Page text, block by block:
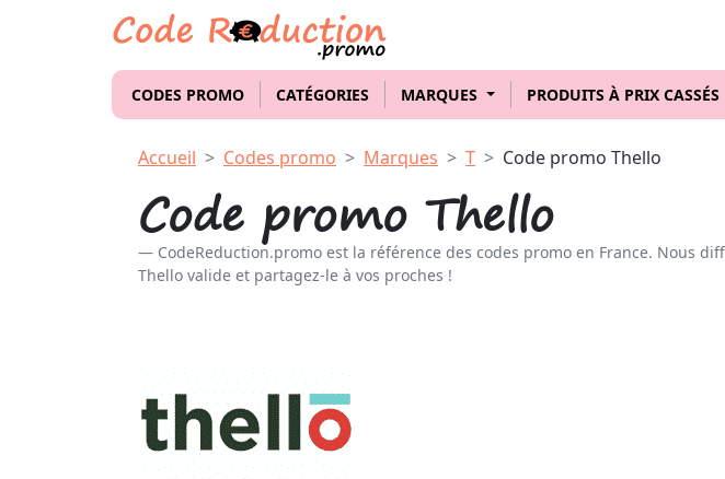
CODES PROMO CATÉGORIES MARQUES PRODUITS À PRIX CASSÉS
Accueil Codes promo Marques T Code promo Thello
Code promo Thello
CodeReduction.promo est la référence des codes promo en France. Nous
Thello valide et partagez-le à vos proches !